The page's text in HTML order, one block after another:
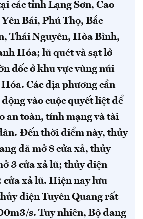
các tỉnh Lạng Sơn, Cao
Bái, Phú Thọ, Bắc
Thái Nguyên, Hòa Bình,
Hóa; lũ quét và sạt lở
dốc ở khu vực vùng núi
Các địa phương cần
vào cuộc quyết liệt để
an toàn, tính mạng và tài
Đến thời điểm này, thủy
đã mở 8 cửa xả, thủy
3 cửa xả lũ; thủy điện
cửa xả lũ. Hiện nay lưu
điện Tuyên Quang rất
s. Tuy nhiên, Bộ đang